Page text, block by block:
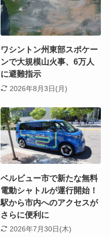
ワシントン州東部スポケー
ンで大規模山火事、6万人
に避難指示
2026年8月3日(月)
ベルビュー市で新たな無料
電動シャトルが運行開始！
駅から市内へのアクセスが
さらに便利に
2026年7月30日(木)